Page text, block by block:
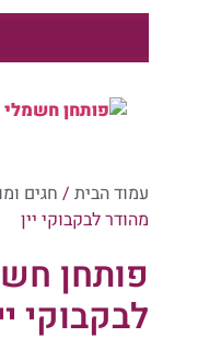
עמוד הבית/חגים
מהודר לבקבוקי יין
פותחן
לבקבוקי יין